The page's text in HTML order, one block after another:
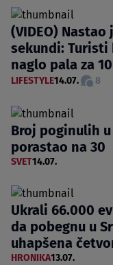
(VIDEO)
sekundi: Turisti
naglo pala za
LIFESTYLE14.07. 8
Broj poginulih
porastao na 30
SVET14.07.
Ukrali 66.000
da pobegnu u
uhapšena
HRONIKA13.07.